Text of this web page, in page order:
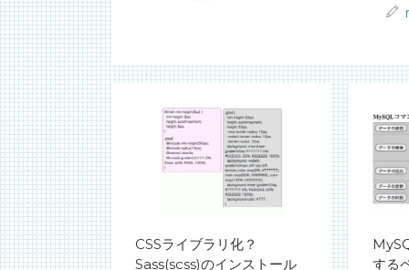
CSSライブラリ化？
Sass(scss)のインストール
する